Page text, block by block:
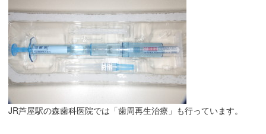
JR芦屋駅の森歯科医院では「歯周再生治療」も行っています。